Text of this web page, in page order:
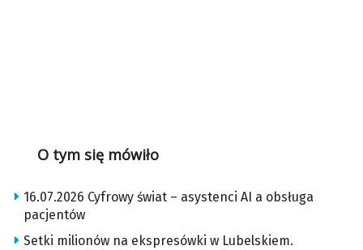
O tym się mówiło
16.07.2026 Cyfrowy świat – asystenci AI a obsługa
pacjentów
Setki milionów na ekspresówki w Lubelskiem.